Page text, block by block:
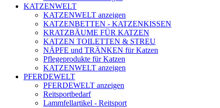
KATZENWELT
KATZENWELT anzeigen
KATZENBETTEN - KATZENKISSEN
KRATZBÄUME FÜR KATZEN
KATZEN TOILETTEN & STREU
NÄPFE und TRÄNKEN für Katzen
Pflegeprodukte für Katzen
KATZENWELT anzeigen
PFERDEWELT
PFERDEWELT anzeigen
Reitsportbedarf
Lammfellartikel - Reitsport